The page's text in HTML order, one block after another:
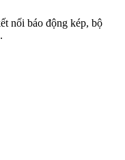
nối báo động kép, bộ